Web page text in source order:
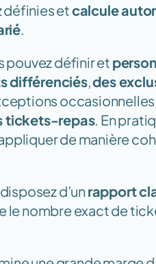
définies et calcule
.
pouvez définir et
différenciés, des
tickets-repas. En
de manière
d’un rapport